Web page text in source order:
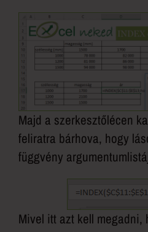
Majd a szerkesztőlécen
feliratra bárhova, hogy
függvény
Mivel itt azt kell megadni,